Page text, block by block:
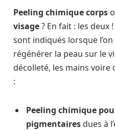
Peeling chimique corps
visage? En fait : les deux
sont indiqués lorsque
régénérer la peau sur le
décolleté, les mains
:
Peeling chimique
pigmentaires dues à